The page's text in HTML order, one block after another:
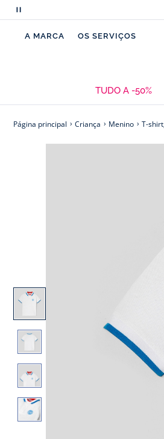
Pausar
deslocação
A MARCA OS SERVIÇOS
TUDO A -50%
Página principal Criança Menino T-
- Algodão orgânico
- Gola e punhos
Algodão